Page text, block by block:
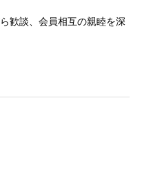
歓談、会員相互の親睦を深